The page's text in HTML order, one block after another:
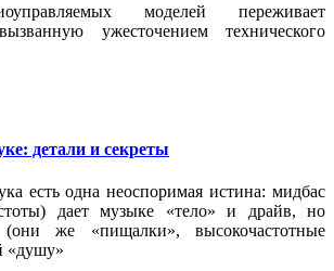
моделей переживает
ужесточением технического
детали и секреты
есть одна неоспоримая истина: мидбас
дает музыке «тело» и драйв, но
же «пищалки», высокочастотные
«душу»